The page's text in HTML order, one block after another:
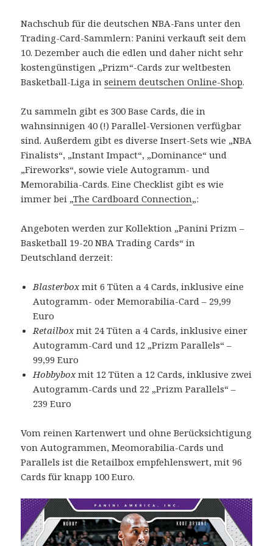
Nachschub für die deutschen NBA-Fans unter den
Trading-Card-Sammlern: Panini verkauft seit dem
10. Dezember auch die edlen und daher nicht sehr
kostengünstigen „Prizm“-Cards zur weltbesten
Basketball-Liga inseinem deutschen Online-Shop.
Zu sammeln gibt es 300 Base Cards, die in
wahnsinnigen 40 (!) Parallel-Versionen verfügbar
sind. Außerdem gibt es diverse Insert-Sets wie „NBA
Finalists“, „Instant Impact“, „Dominance“ und
„Fireworks“, sowie viele Autogramm- und
Memorabilia-Cards. Eine Checklist gibt es wie
immer bei „The Cardboard Connection„:
Angeboten werden zur Kollektion „Panini Prizm –
Basketball 19-20 NBA Trading Cards“ in
Deutschland derzeit:
Blasterboxmit 6 Tüten a 4 Cards, inklusive eine
Autogramm- oder Memorabilia-Card – 29,99
Euro
Retailboxmit 24 Tüten a 4 Cards, inklusive einer
Autogramm-Card und 12 „Prizm Parallels“ –
99,99 Euro
Hobbyboxmit 12 Tüten a 12 Cards, inklusive zwei
Autogramm-Cards und 22 „Prizm Parallels“ –
239 Euro
Vom reinen Kartenwert und ohne Berücksichtigung
von Autogrammen, Meomorabilia-Cards und
Parallels ist die Retailbox empfehlenswert, mit 96
Cards für knapp 100 Euro.